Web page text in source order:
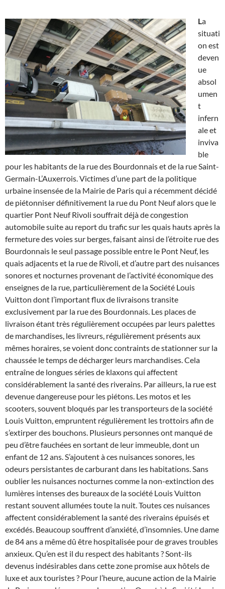
La
situati
on est
deven
ue
absol
umen
t
infern
ale et
inviva
ble
pour les habitants de la rue des Bourdonnais et de la rue Saint-
Germain-L’Auxerrois. Victimes d’une part de la politique
urbaine insensée de la Mairie de Paris qui a récemment décidé
de piétonniser définitivement la rue du Pont Neuf alors que le
quartier Pont Neuf Rivoli souffrait déjà de congestion
automobile suite au report du trafic sur les quais hauts après la
fermeture des voies sur berges, faisant ainsi de l’étroite rue des
Bourdonnais le seul passage possible entre le Pont Neuf, les
quais adjacents et la rue de Rivoli, et d’autre part des nuisances
sonores et nocturnes provenant de l’activité économique des
enseignes de la rue, particulièrement de la Société Louis
Vuitton dont l’important flux de livraisons transite
exclusivement par la rue des Bourdonnais. Les places de
livraison étant très régulièrement occupées par leurs palettes
de marchandises, les livreurs, régulièrement présents aux
mêmes horaires, se voient donc contraints de stationner sur la
chaussée le temps de décharger leurs marchandises. Cela
entraîne de longues séries de klaxons qui affectent
considérablement la santé des riverains. Par ailleurs, la rue est
devenue dangereuse pour les piétons. Les motos et les
scooters, souvent bloqués par les transporteurs de la société
Louis Vuitton, empruntent régulièrement les trottoirs afin de
s’extirper des bouchons. Plusieurs personnes ont manqué de
peu d’être fauchées en sortant de leur immeuble, dont un
enfant de 12 ans. S’ajoutent à ces nuisances sonores, les
odeurs persistantes de carburant dans les habitations. Sans
oublier les nuisances nocturnes comme la non-extinction des
lumières intenses des bureaux de la société Louis Vuitton
restant souvent allumées toute la nuit. Toutes ces nuisances
affectent considérablement la santé des riverains épuisés et
excédés. Beaucoup souffrent d’anxiété, d’insomnies. Une dame
de 84 ans a même dû être hospitalisée pour de graves troubles
anxieux. Qu’en est il du respect des habitants ? Sont-ils
devenus indésirables dans cette zone promise aux hôtels de
luxe et aux touristes ? Pour l’heure, aucune action de la Mairie